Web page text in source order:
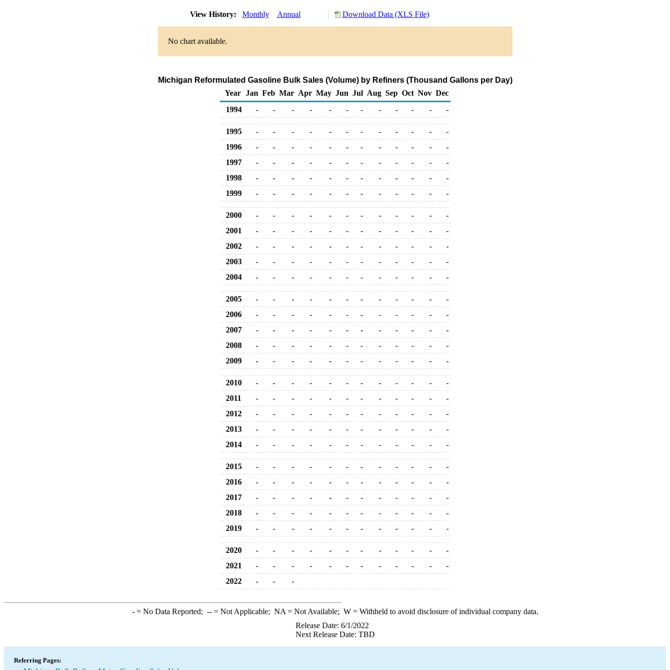
View History: Monthly Annual Download Data (XLS File)
No chart available.
Michigan Reformulated Gasoline Bulk Sales (Volume) by Refiners (Thousand Gallons per Day)
Year
Jan Feb Mar Apr May Jun Jul Aug Sep Oct Nov Dec
1994
- - - - - - - - - - - -
1995 - - - - - - - - - - -
-
1996
- - - - - - - - - - -
-
1997
- - - - - - - - - - -
-
1998
- - - - - - - - - - -
-
1999
- - - - - - - - - - - -
2000 - - - - - - - - - - -
-
2001
- - - - - - - - - - -
-
2002
- - - - - - - - - - -
-
2003
- - - - - - - - - - -
-
2004
- - - - - - - - - - - -
2005 - - - - - - - - - - -
-
2006
- - - - - - - - - - -
-
2007
- - - - - - - - - - -
-
2008
- - - - - - - - - - -
-
2009
- - - - - - - - - - - -
2010 - - - - - - - - - - -
-
2011
- - - - - - - - - - -
-
2012
- - - - - - - - - - -
-
2013
- - - - - - - - - - -
-
2014
- - - - - - - - - - - -
2015 - - - - - - - - - - -
-
2016
- - - - - - - - - - -
-
2017
- - - - - - - - - - -
-
2018
- - - - - - - - - - -
-
2019
- - - - - - - - - - - -
2020 - - - - - - - - - - -
-
2021
- - - - - - - - - - -
-
2022
- - -
-= No Data Reported; --= Not Applicable; NA = Not Available; W= Withheld to avoid disclosure of individual company data.
Release Date: 6/1/2022
Next Release Date: TBD
Referring Pages: